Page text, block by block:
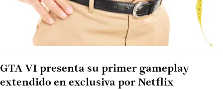
GTA VI presenta su primer gameplay
extendido en exclusiva por Netflix